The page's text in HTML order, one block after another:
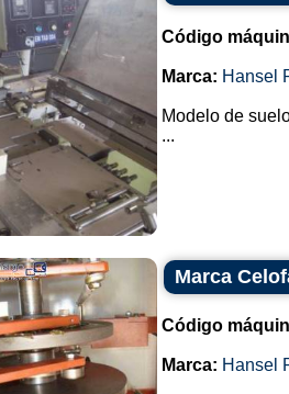
Código
Marca: Hansel
Modelo de
...
Marca
Código
Marca: Hansel